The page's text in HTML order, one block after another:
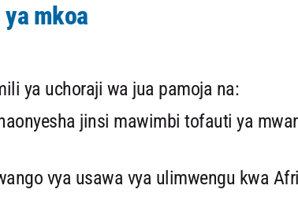
mkoa
ya uchoraji wa jua pamoja na:
jinsi mawimbi tofauti ya
vya usawa vya ulimwengu kwa